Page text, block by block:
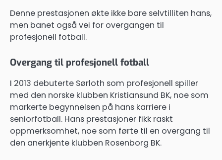
Denne prestasjonen økte ikke bare selvtilliten hans,
men banet også vei for overgangen til
profesjonell fotball.
Overgang til profesjonell fotball
I 2013 debuterte Sørloth som profesjonell spiller
med den norske klubben Kristiansund BK, noe som
markerte begynnelsen på hans karriere i
seniorfotball. Hans prestasjoner fikk raskt
oppmerksomhet, noe som førte til en overgang til
den anerkjente klubben Rosenborg BK.